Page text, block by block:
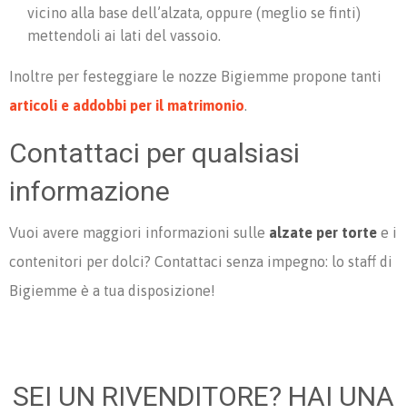
vicino alla base dell’alzata, oppure (meglio se finti)
mettendoli ai lati del vassoio.
Inoltre per festeggiare le nozze Bigiemme propone tanti
articoli e addobbi per il matrimonio.
Contattaci per qualsiasi
informazione
Vuoi avere maggiori informazioni sulle alzate per torte e i
contenitori per dolci? Contattaci senza impegno: lo staff di
Bigiemme è a tua disposizione!
SEI UN RIVENDITORE? HAI UNA